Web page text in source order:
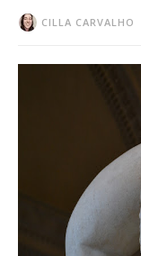
CILLA CARVALHO